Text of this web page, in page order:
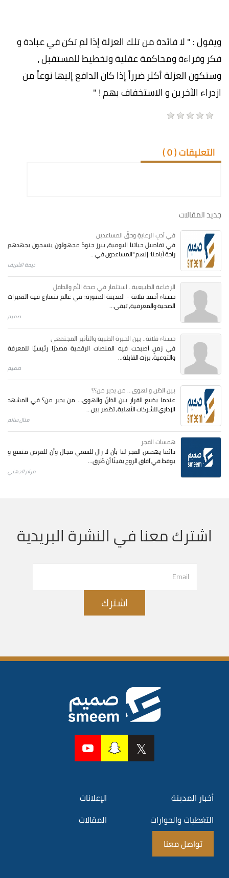
ويقول : " لا فائدة من تلك العزلة إذا لم تكن في عبادة و
فكر وقراءة ومحاكمة عقلية وتخطيط للمستقبل ،
وستكون العزلة أكثر ضرراً إذا كان الدافع إليها نوعاً من
ازدراء الآخرين و الاستخفاف بهم ! "
التعليقات (0
)
جديد المقالات
في أدبِ الرعايةِ وحقِّ المساعدين
في تفاصيل حياتنا اليومية، يبرز جنودٌ مجهولون ينسجون بجهدهم
راحة أيامنا؛ إنهم "المساعدون في...
ديمة الشريف
الرضاعة الطبيعية.. استثمار في صحة الأم والطفل
حسناء أحمد فلاتة - المدينة المنورة: في عالم تتسارع فيه التغيرات
الصحية والمعرفية، تبقى...
صميم
حسناء فلاتة.. بين الخبرة الطبية والتأثير المجتمعي
في زمنٍ أصبحت فيه المنصات الرقمية مصدرًا رئيسيًا للمعرفة
والتوعية، برزت القابلة...
صميم
بين الظن والهوى... من يدير من؟؟
عندما يضيع القرار بين الظنّ والهوى… من يدير من؟ في المشهد
الإداري للشركات الأهلية، تظهر بين...
منال سالم
همسات الفجر
دائما يهمس الفجر لنا بأن لا زال للسعي مجال وأن للفرص متسع و
يوقظ في آفاق الروح يقينًا أن طُرق...
مرام الجهني
اشترك معنا في النشرة البريدية
اشترك
أخبار المدينة
الإعلانات
التغطيات والحوارات
المقالات
تواصل معنا